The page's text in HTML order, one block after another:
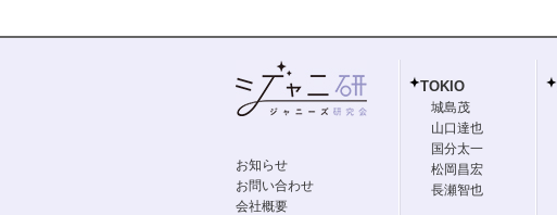
お知らせ
お問い合わせ
会社概要
TOKIO
城島茂
山口達也
国分太一
松岡昌宏
長瀬智也